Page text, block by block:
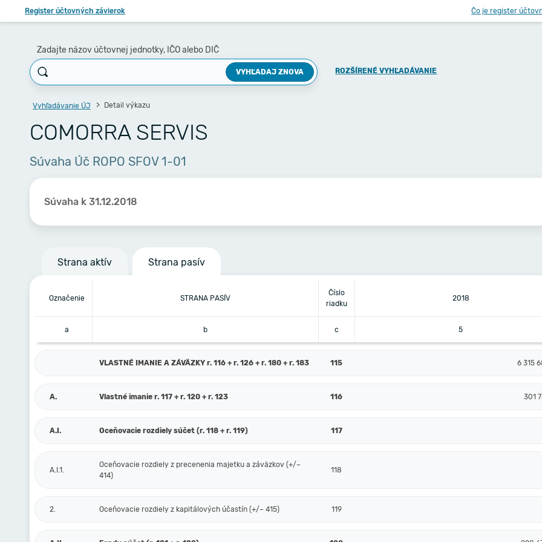
Register účtovných závierok Čo je register
Zadajte názov účtovnej jednotky, IČO alebo DIČ
VYHĽADAJ ZNOVA ROZŠÍRENÉ VYHĽADÁVANIE
Vyhľadávanie ÚJ Detail výkazu
COMORRA SERVIS
Súvaha Úč ROPO SFOV 1-01
Súvaha k 31.12.2018
Strana aktív Strana pasív
Označenie STRANA PASÍV
Číslo
riadku
2018
a b c 5
VLASTNÉ IMANIE A ZÁVÄZKY r. 116 + r. 126 + r. 180 + r. 183 115 6 315
A. Vlastné imanie r. 117 + r. 120 + r. 123 116 301
A.I. Oceňovacie rozdiely súčet (r. 118 + r. 119) 117
A.I.1.
Oceňovacie rozdiely z precenenia majetku a záväzkov (+/–
414)
118
2. Oceňovacie rozdiely z kapitálových účastín (+/– 415) 119